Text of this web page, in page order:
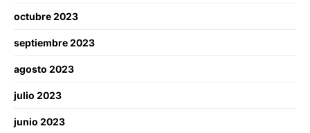
octubre 2023
septiembre 2023
agosto 2023
julio 2023
junio 2023